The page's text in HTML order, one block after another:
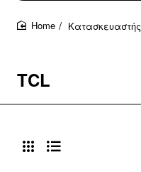
TCL
Κατασκευαστής